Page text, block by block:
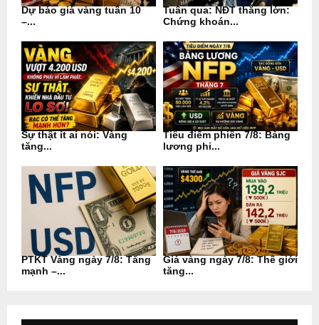
Dự báo giá vàng tuần 10
–...
Tuần qua: NĐT thắng lớn:
Chứng khoán...
Sự thật ít ai nói: Vàng
tăng...
Tiêu điểm phiên 7/8: Bảng
lương phi...
PTKT Vàng ngày 7/8: Tăng
mạnh –...
Giá vàng ngày 7/8: Thế giới
tăng...